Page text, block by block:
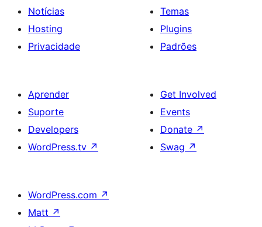
Notícias
Hosting
Privacidade
Temas
Plugins
Padrões
Aprender
Suporte
Developers
WordPress.tv ↗
Get Involved
Events
Donate ↗
Swag ↗
WordPress.com ↗
Matt ↗